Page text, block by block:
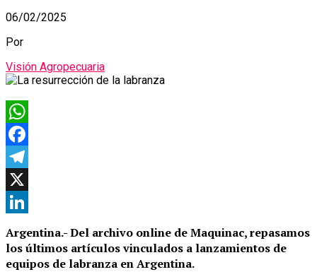
06/02/2025
Por
Visión Agropecuaria
WhatsApp
Facebook
Telegram
X
Argentina.- Del archivo online de Maquinac, repasamos
los últimos artículos vinculados a lanzamientos de
equipos de labranza en Argentina.